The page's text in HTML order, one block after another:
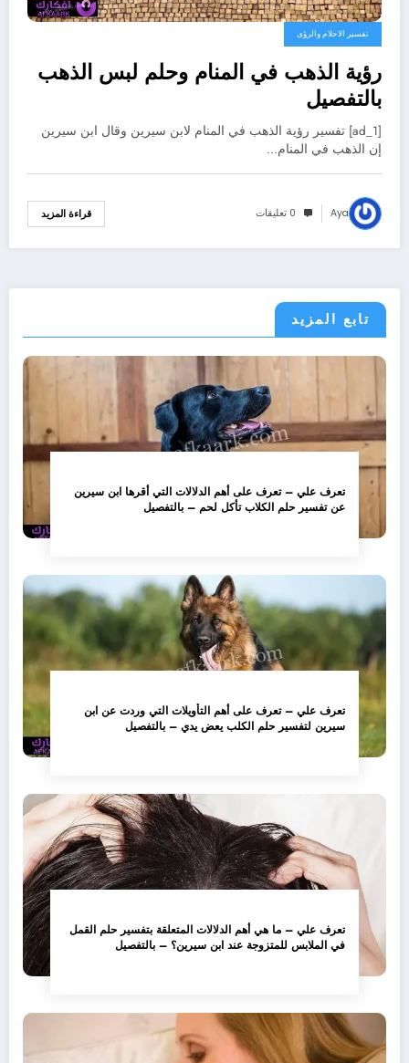
تفسير الاحلام والرؤى
رؤية الذهب في المنام وحلم لبس الذهب
بالتفصيل
[ad_1] تفسير رؤية الذهب في المنام لابن سيرين وقال ابن سيرين
إن الذهب في المنام…
Aya 0 تعليقات قراءة المزيد
تابع المزيد
تعرف علي – تعرف على أهم الدلالات التي أقرها ابن سيرين
عن تفسير حلم الكلاب تأكل لحم – بالتفصيل
تعرف علي – تعرف على أهم التأويلات التي وردت عن ابن
سيرين لتفسير حلم الكلب يعض يدي – بالتفصيل
تعرف علي – ما هي أهم الدلالات المتعلقة بتفسير حلم القمل
في الملابس للمتزوجة عند ابن سيرين؟ – بالتفصيل